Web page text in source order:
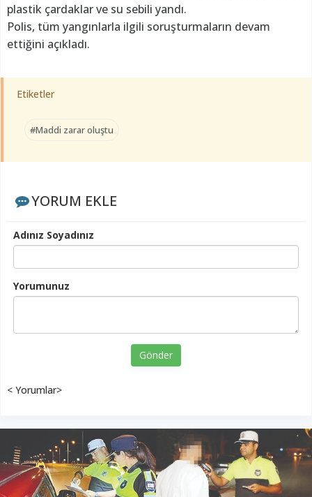
plastik çardaklar ve su sebili yandı.
Polis, tüm yangınlarla ilgili soruşturmaların devam
ettiğini açıkladı.
Etiketler
#Maddi zarar oluştu
YORUM EKLE
Adınız Soyadınız
Yorumunuz
Gönder
< Yorumlar>